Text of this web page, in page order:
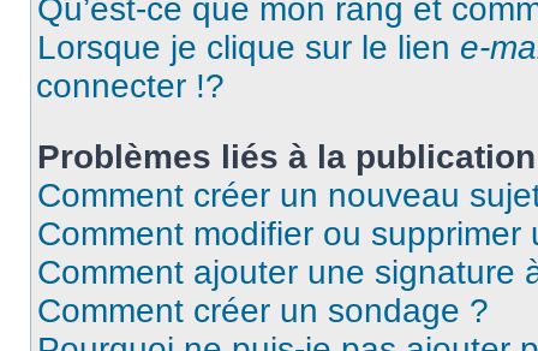
Qu’est-ce que mon rang et
Lorsque je clique sur le lien e-
connecter !?
Problèmes liés à la
Comment créer un nouveau
Comment modifier ou supprimer
Comment ajouter une signature
Comment créer un sondage ?